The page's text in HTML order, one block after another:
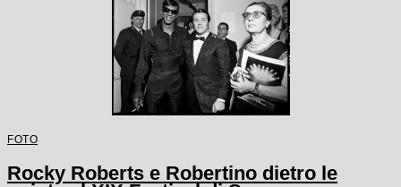
FOTO
Rocky Roberts e Robertino dietro le